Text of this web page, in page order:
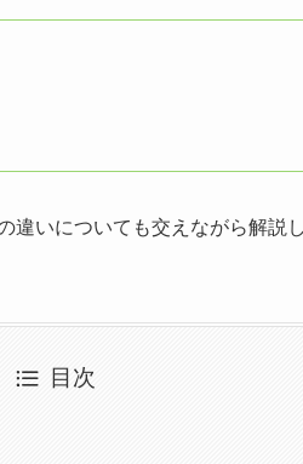
いについても交えながら解説
目次